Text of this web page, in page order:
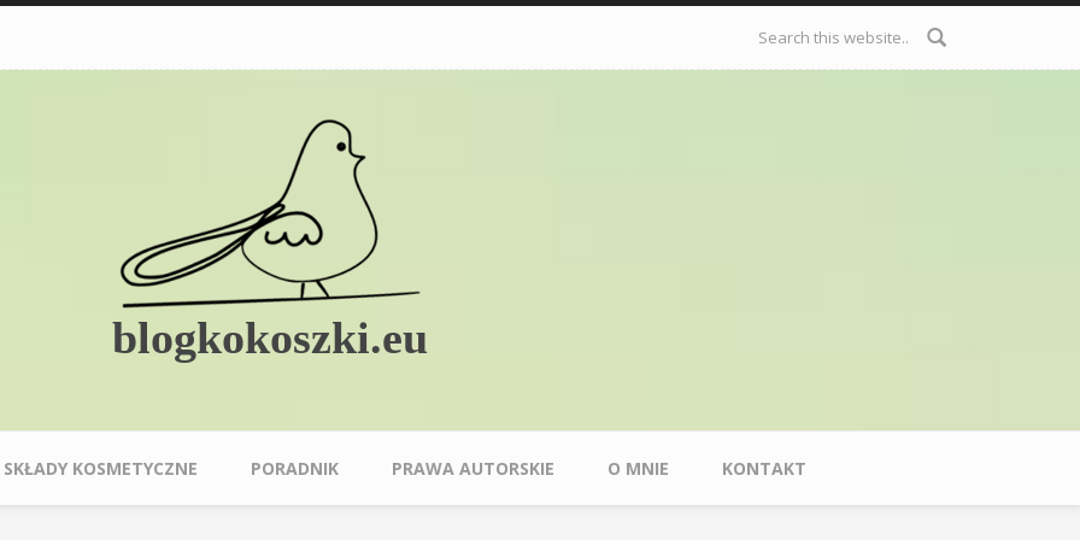
Formularz
wyszukiwania
blogkokoszki.eu
SKŁADY KOSMETYCZNE PORADNIK PRAWA AUTORSKIE O MNIE KONTAKT